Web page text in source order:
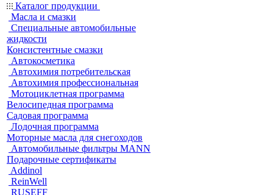
Каталог продукции
Масла и смазки
Специальные автомобильные
жидкости
Консистентные смазки
Автокосметика
Автохимия потребительская
Автохимия профессиональная
Мотоциклетная программа
Велосипедная программа
Садовая программа
Лодочная программа
Моторные масла для снегоходов
Автомобильные фильтры MANN
Подарочные сертификаты
Addinol
ReinWell
RUSEFF